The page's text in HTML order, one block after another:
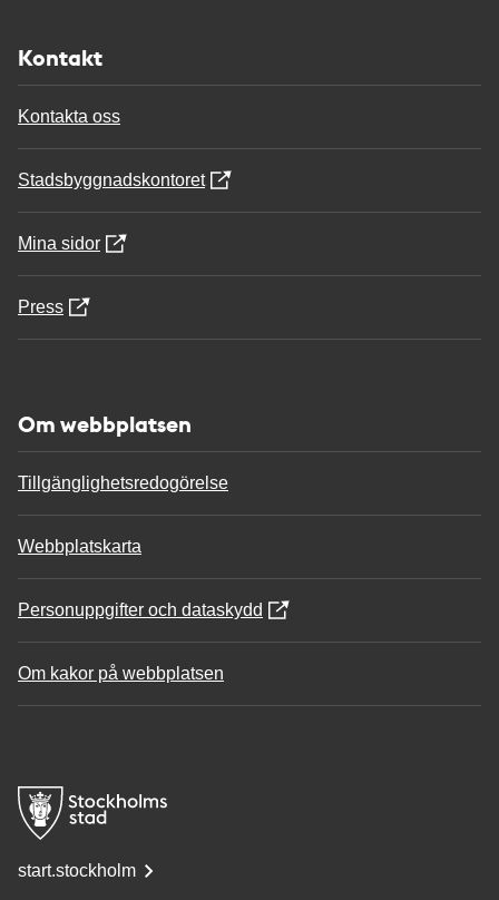
Kontakt
Kontakta oss
Stadsbyggnadskontoret
Mina sidor
Press
Om webbplatsen
Tillgänglighetsredogörelse
Webbplatskarta
Personuppgifter och dataskydd
Om kakor på webbplatsen
start.stockholm